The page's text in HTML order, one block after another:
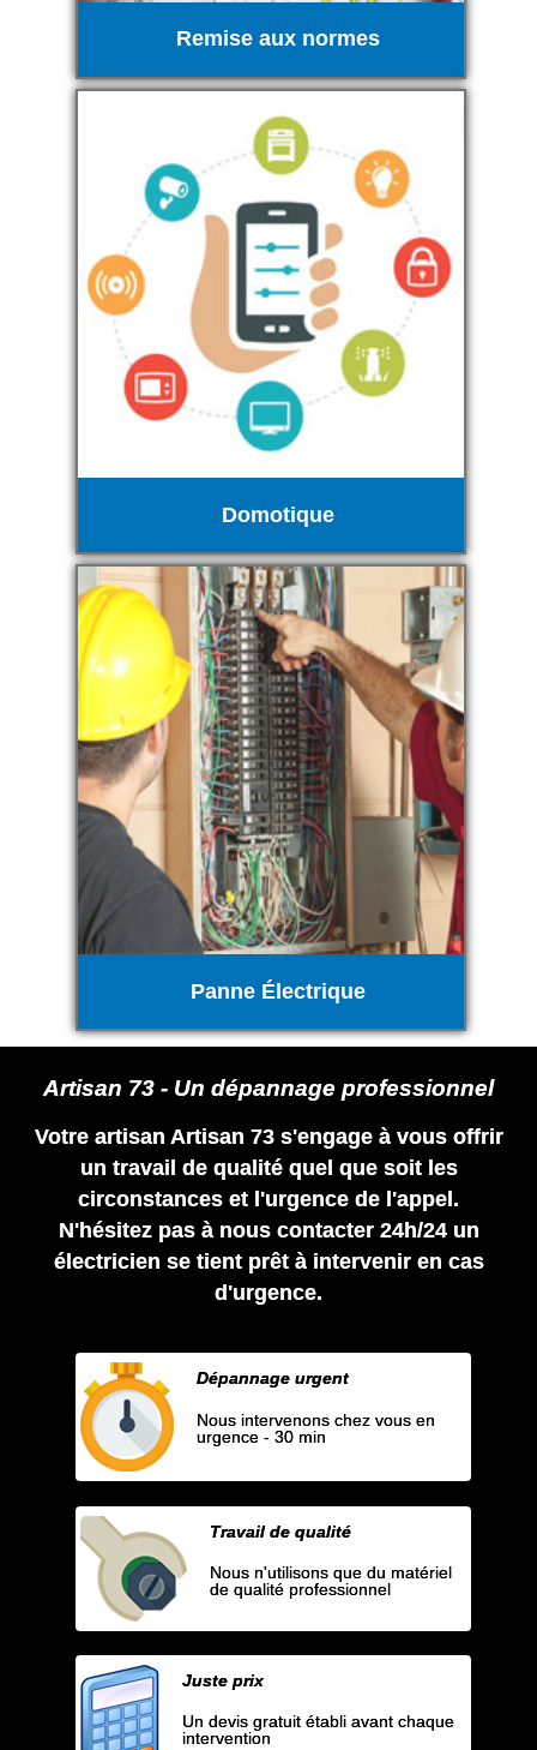
Remise aux normes
Domotique
Panne Électrique
Artisan 73 - Un dépannage professionnel
Votre artisan Artisan 73 s'engage à vous offrir
un travail de qualité quel que soit les
circonstances et l'urgence de l'appel.
N'hésitez pas à nous contacter 24h/24 un
électricien se tient prêt à intervenir en cas
d'urgence.
Dépannage urgent
Nous intervenons chez vous en
urgence - 30 min
Travail de qualité
Nous n'utilisons que du matériel
de qualité professionnel
Juste prix
Un devis gratuit établi avant chaque
intervention